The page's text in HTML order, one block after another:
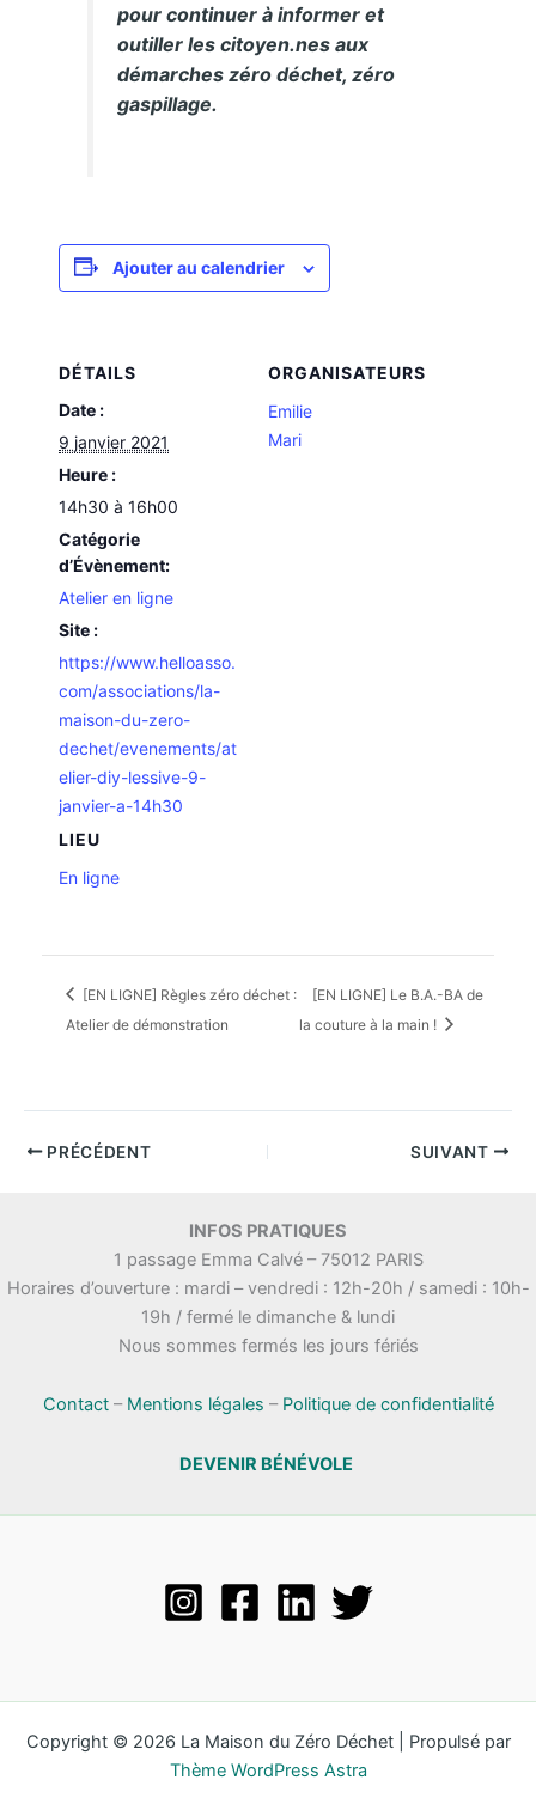
pour continuer à informer et
outiller les citoyen.nes aux
démarches zéro déchet, zéro
gaspillage.
Ajouter au calendrier
DÉTAILS
Date :
9 janvier 2021
Heure :
14h30 à 16h00
Catégorie
d’Évènement:
Atelier en ligne
Site :
https://www.helloasso.
com/associations/la-
maison-du-zero-
dechet/evenements/at
elier-diy-lessive-9-
janvier-a-14h30
LIEU
En ligne
ORGANISATEURS
Emilie
Mari
[EN LIGNE] Règles zéro déchet :
Atelier de démonstration
[EN LIGNE] Le B.A.-BA de
la couture à la main !
PRÉCÉDENT SUIVANT
INFOS PRATIQUES
1 passage Emma Calvé – 75012 PARIS
Horaires d’ouverture : mardi – vendredi : 12h-20h / samedi : 10h-
19h / fermé le dimanche & lundi
Nous sommes fermés les jours fériés
Contact– Mentions légales – Politique de confidentialité
DEVENIR BÉNÉVOLE
Copyright © 2026 La Maison du Zéro Déchet | Propulsé par
Thème WordPress Astra